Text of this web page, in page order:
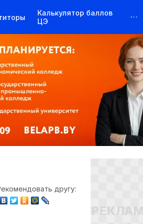
Калькулятор баллов
ЦЭ
Курсы
Переподготовка
другу: